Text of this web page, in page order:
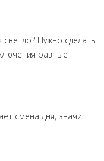
Нужно сделать
разные
смена дня, значит